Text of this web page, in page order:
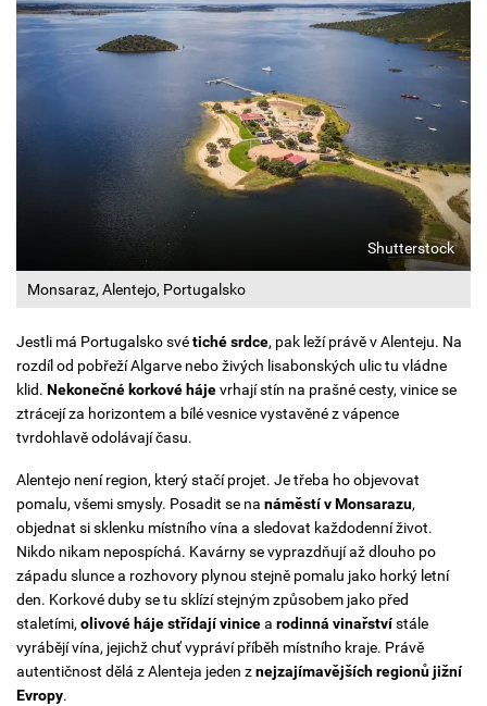
Monsaraz, Alentejo, Portugalsko
Shutterstock
Jestli má Portugalsko svétiché srdce, pak leží právě v Alenteju. Na
rozdíl od pobřeží Algarve nebo živých lisabonských ulic tu vládne
klid. Nekonečné korkové hájevrhají stín na prašné cesty, vinice se
ztrácejí za horizontem a bílé vesnice vystavěné z vápence
tvrdohlavě odolávají času.
Alentejo není region, který stačí projet. Je třeba ho objevovat
pomalu, všemi smysly. Posadit se na náměstí v Monsarazu,
objednat si sklenku místního vína a sledovat každodenní život.
Nikdo nikam nepospíchá. Kavárny se vyprazdňují až dlouho po
západu slunce a rozhovory plynou stejně pomalu jako horký letní
den. Korkové duby se tu sklízí stejným způsobem jako před
staletími,olivové háje střídají vinicea rodinná vinařstvístále
vyrábějí vína, jejichž chuť vypráví příběh místního kraje. Právě
autentičnost dělá z Alenteja jeden znejzajímavějších regionů jižní
Evropy.